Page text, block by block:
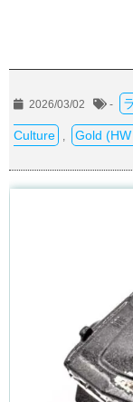
2026/03/02 -
Culture Gold